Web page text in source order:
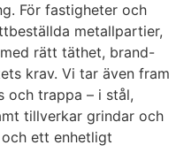
För fastigheter och
metallpartier,
rätt täthet, brand-
krav. Vi tar även fram
och trappa – i stål,
tillverkar grindar och
ett enhetligt